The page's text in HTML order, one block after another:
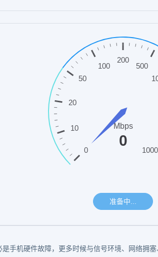
手机硬件故障，更多时候与信号环境、网络拥